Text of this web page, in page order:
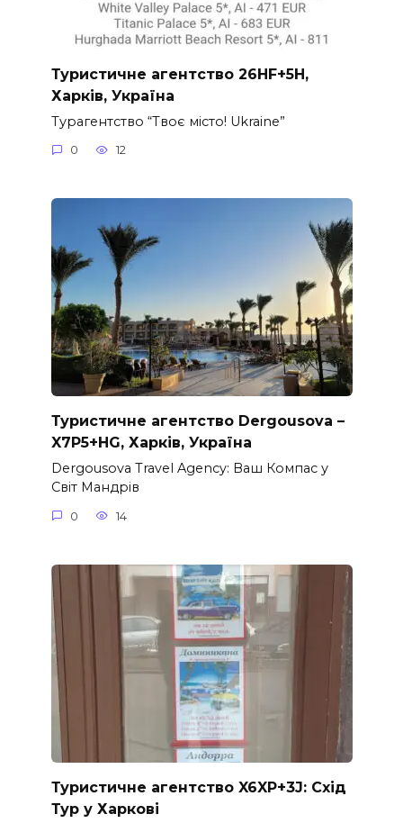
Туристичне агентство 26HF+5H,
Харків, Україна
Турагентство “Твоє місто! Ukraine”
0 12
Туристичне агентство Dergousova –
X7P5+HG, Харків, Україна
Dergousova Travel Agency: Ваш Компас у
Світ Мандрів
0 14
Туристичне агентство X6XP+3J: Схід
Тур у Харкові